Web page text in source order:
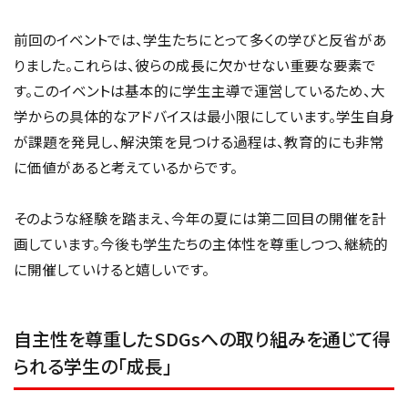
前回のイベントでは、学生たちにとって多くの学びと反省があ
りました。これらは、彼らの成長に欠かせない重要な要素で
す。このイベントは基本的に学生主導で運営しているため、大
学からの具体的なアドバイスは最小限にしています。学生自身
が課題を発見し、解決策を見つける過程は、教育的にも非常
に価値があると考えているからです。
そのような経験を踏まえ、今年の夏には第二回目の開催を計
画しています。今後も学生たちの主体性を尊重しつつ、継続的
に開催していけると嬉しいです。
自主性を尊重したSDGsへの取り組みを通じて得
られる学生の「成長」